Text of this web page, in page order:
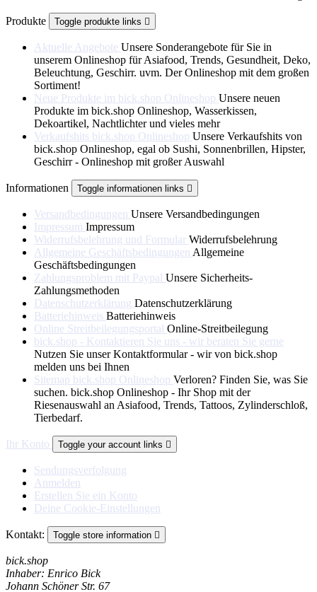
Produkte Toggle produkte links 
Aktuelle Angebote Unsere Sonderangebote für Sie in
unserem Onlineshop für Asiafood, Trends, Gesundheit, Deko,
Beleuchtung, Geschirr. uvm. Der Onlineshop mit dem großen
Sortiment!
Neue Produkte im bick.shop Onlineshop Unsere neuen
Produkte im bick.shop Onlineshop, Wasserkissen,
Dekoartikel, Nachtlichter und vieles mehr
Verkaufshits bick.shop Onlineshop Unsere Verkaufshits von
bick.shop Onlineshop, egal ob Sushi, Sonnenbrillen, Hipster,
Geschirr - Onlineshop mit großer Auswahl
Informationen Toggle informationen links 
Versandbedingungen Unsere Versandbedingungen
Impressum Impressum
Widerrufsbelehrung und Formular Widerrufsbelehrung
Allgemeine Geschäftsbedingungen Allgemeine
Geschäftsbedingungen
Zahlungsproblem mit Paypal Unsere Sicherheits-
Zahlungsmethoden
Datenschutzerklärung Datenschutzerklärung
Batteriehinweis Batteriehinweis
Online Streitbeilegungsportal Online-Streitbeilegung
bick.shop - Kontaktieren Sie uns - wir beraten Sie gerne
Nutzen Sie unser Kontaktformular - wir von bick.shop
melden uns bei Ihnen
Sitemap bick.shop Onlineshop Verloren? Finden Sie, was Sie
suchen. bick.shop Onlineshop - Ihr Shop mit der
Riesenauswahl an Asiafood, Trends, Tattoos, Zylinderschloß,
Tierbedarf.
Ihr Konto Toggle your account links 
Sendungsverfolgung
Anmelden
Erstellen Sie ein Konto
Deine Cookie-Einstellungen
Kontakt: Toggle store information 
bick.shop
Inhaber: Enrico Bick
Johann Schöner Str. 67